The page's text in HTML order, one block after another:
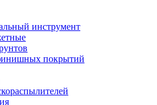
инструмент
покрытий